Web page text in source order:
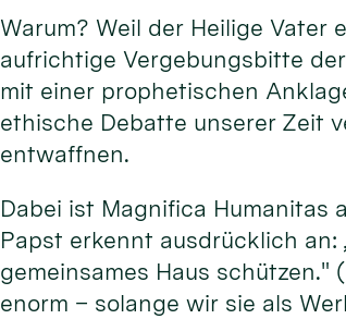
Warum? Weil der Heilige Vater
aufrichtige Vergebungsbitte
mit einer prophetischen
ethische Debatte unserer Zeit
entwaffnen.
Dabei ist Magnifica Humanitas
Papst erkennt ausdrücklich
gemeinsames Haus
enorm – solange wir sie als